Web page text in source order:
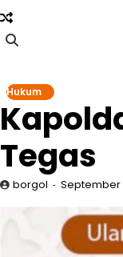
Skip
to
content
Hukum
Tegas
borgol September